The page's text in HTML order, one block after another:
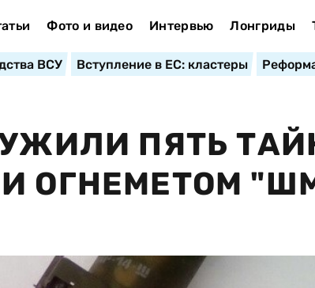
Фото и видео Интервью Лонгриды
ВСУ Вступление в ЕС: кластеры
ПЯТЬ
ОГНЕМЕТОМ